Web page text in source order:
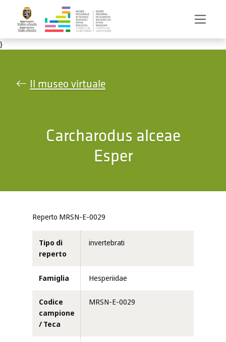
Salta al contenuto principale
}
Il museo virtuale
Carcharodus alceae
Esper
Reperto MRSN-E-0029
Tipo di
reperto
invertebrati
Famiglia Hesperiidae
Codice
campione
/ Teca
MRSN-E-0029